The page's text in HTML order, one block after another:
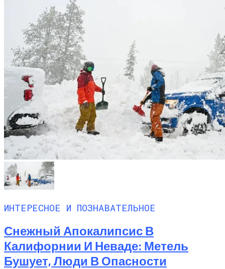
ИНТЕРЕСНОЕ И ПОЗНАВАТЕЛЬНОЕ
Снежный Апокалипсис В
Калифорнии И Неваде: Метель
Бушует, Люди В Опасности